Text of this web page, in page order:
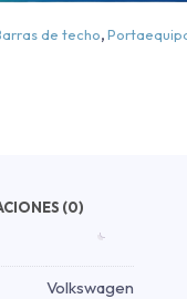
de techo,
(0)
Volkswagen